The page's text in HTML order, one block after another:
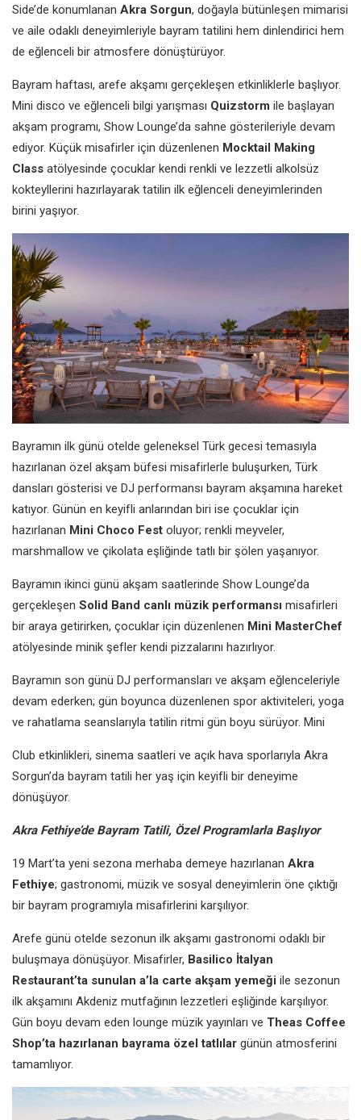
Side’de konumlanan Akra Sorgun, doğayla bütünleşen mimarisi
ve aile odaklı deneyimleriyle bayram tatilini hem dinlendirici hem
de eğlenceli bir atmosfere dönüştürüyor.
Bayram haftası, arefe akşamı gerçekleşen etkinliklerle başlıyor.
Mini disco ve eğlenceli bilgi yarışması Quizstorm ile başlayan
akşam programı, Show Lounge’da sahne gösterileriyle devam
ediyor. Küçük misafirler için düzenlenen Mocktail Making
Class atölyesinde çocuklar kendi renkli ve lezzetli alkolsüz
kokteyllerini hazırlayarak tatilin ilk eğlenceli deneyimlerinden
birini yaşıyor.
Bayramın ilk günü otelde geleneksel Türk gecesi temasıyla
hazırlanan özel akşam büfesi misafirlerle buluşurken, Türk
dansları gösterisi ve DJ performansı bayram akşamına hareket
katıyor. Günün en keyifli anlarından biri ise çocuklar için
hazırlanan Mini Choco Fest oluyor; renkli meyveler,
marshmallow ve çikolata eşliğinde tatlı bir şölen yaşanıyor.
Bayramın ikinci günü akşam saatlerinde Show Lounge’da
gerçekleşen Solid Band canlı müzik performansı misafirleri
bir araya getirirken, çocuklar için düzenlenen Mini MasterChef
atölyesinde minik şefler kendi pizzalarını hazırlıyor.
Bayramın son günü DJ performansları ve akşam eğlenceleriyle
devam ederken; gün boyunca düzenlenen spor aktiviteleri, yoga
ve rahatlama seanslarıyla tatilin ritmi gün boyu sürüyor. Mini
Club etkinlikleri, sinema saatleri ve açık hava sporlarıyla Akra
Sorgun’da bayram tatili her yaş için keyifli bir deneyime
dönüşüyor.
Akra Fethiye’de Bayram Tatili, Özel Programlarla Başlıyor
19 Mart’ta yeni sezona merhaba demeye hazırlanan Akra
Fethiye; gastronomi, müzik ve sosyal deneyimlerin öne çıktığı
bir bayram programıyla misafirlerini karşılıyor.
Arefe günü otelde sezonun ilk akşamı gastronomi odaklı bir
buluşmaya dönüşüyor. Misafirler, Basilico İtalyan
Restaurant’ta sunulan a’la carte akşam yemeği ile sezonun
ilk akşamını Akdeniz mutfağının lezzetleri eşliğinde karşılıyor.
Gün boyu devam eden lounge müzik yayınları ve Theas Coffee
Shop’ta hazırlanan bayrama özel tatlılar günün atmosferini
tamamlıyor.